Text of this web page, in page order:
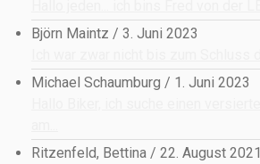
Björn Maintz / 3. Juni 2023
Michael Schaumburg / 1. Juni 2023
Ritzenfeld, Bettina / 22. August 2021